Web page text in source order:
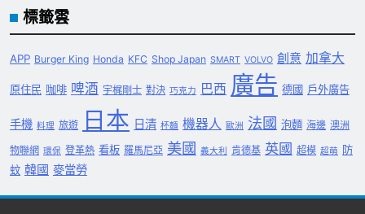
標籤雲
APP Burger King Honda KFC Shop Japan SMART VOLVO 創意 加拿大
原住民 咖啡 啤酒 宇梶剛士 對決 巧克力 巴西 廣告 德國 戶外廣告
手機 料理 旅遊 日本 日清 杯麵 機器人 歐洲 法國 泡麵 海邊 澳洲
物聯網 環保 登革熱 看板 羅馬尼亞 美國 義大利 肯德基 英國 超模 超萌 防
蚊 韓國 麥當勞